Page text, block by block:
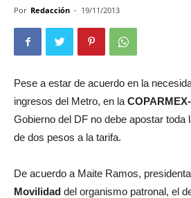
Por Redacción - 19/11/2013
Pese a estar de acuerdo en la
ingresos del Metro, en la
Gobierno del DF no debe apostar toda
de dos pesos a la tarifa.
De acuerdo a Maite Ramos,
Movilidad del organismo patronal, el